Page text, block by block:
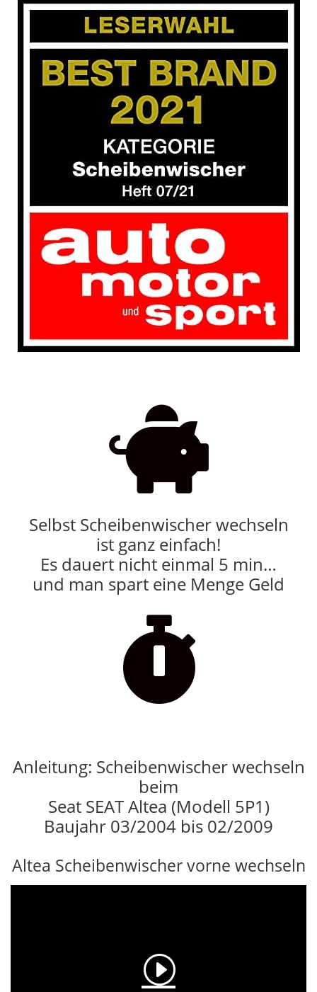

Selbst Scheibenwischer wechseln
ist ganz einfach!
Es dauert nicht einmal 5 min…
und man spart eine Menge Geld

Anleitung: Scheibenwischer wechseln
beim
Seat SEAT Altea (Modell 5P1)
Baujahr 03/2004 bis 02/2009
Altea Scheibenwischer vorne wechseln